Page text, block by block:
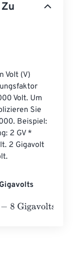
Volt (V)
Volt. Um
Sie
Beispiel:
2 GV *
2 Gigavolt
Gigavolts